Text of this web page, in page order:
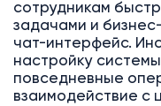
сотрудникам
задачами и
чат-интерфейс.
настройку
повседневные
взаимодействие с